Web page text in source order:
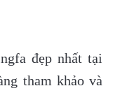
đẹp nhất tại
tham khảo và